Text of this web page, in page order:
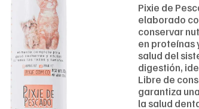
Pixie de
elaborado
conservar
en proteínas
salud del
digestión,
Libre de
garantiza
la salud